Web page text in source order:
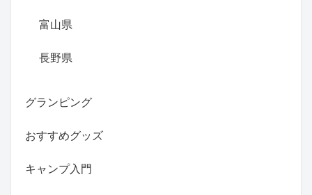
富山県
長野県
グランピング
おすすめグッズ
キャンプ入門